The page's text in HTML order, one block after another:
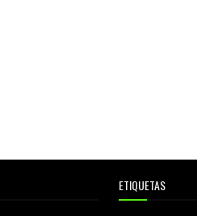
ETIQUETAS